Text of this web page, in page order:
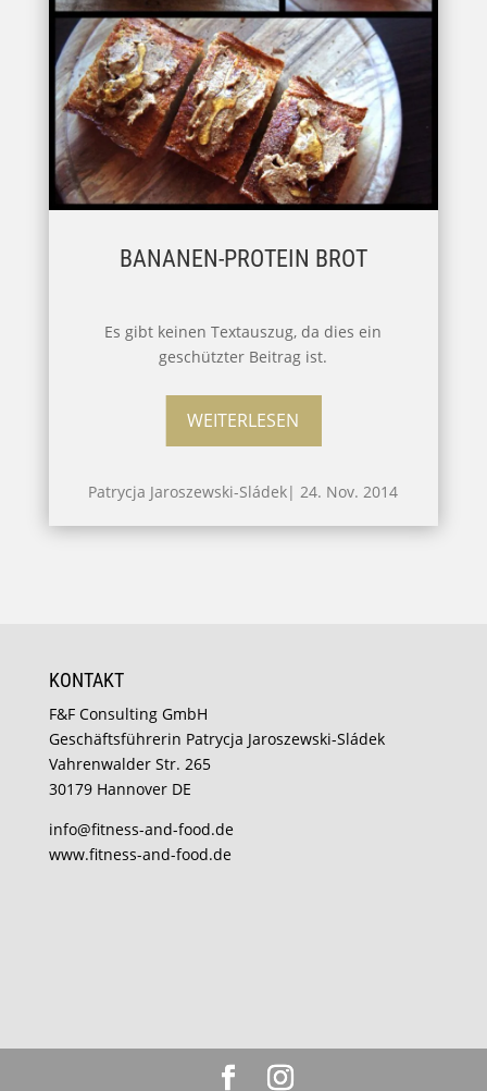
BANANEN-PROTEIN BROT
Es gibt keinen Textauszug, da dies ein
geschützter Beitrag ist.
WEITERLESEN
Patrycja Jaroszewski-Sládek|24. Nov. 2014
KONTAKT
F&F Consulting GmbH
Geschäftsführerin Patrycja Jaroszewski-Sládek
Vahrenwalder Str. 265
30179 Hannover DE
info@fitness-and-food.de
www.fitness-and-food.de